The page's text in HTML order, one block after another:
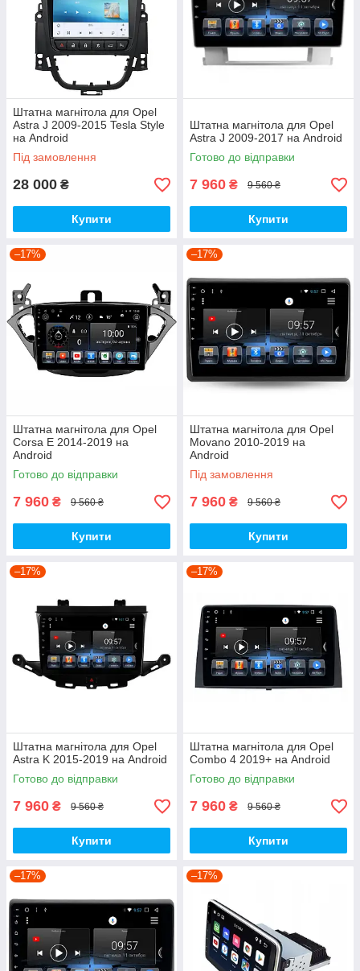
Штатна магнітола для Opel
Astra J 2009-2015 Tesla Style
на Android
Під замовлення
28 000 ₴
Купити
Штатна магнітола для Opel
Astra J 2009-2017 на Android
Готово до відправки
7 960 ₴ 9 560 ₴
Купити
–17%
Штатна магнітола для Opel
Corsa E 2014-2019 на
Android
Готово до відправки
7 960 ₴ 9 560 ₴
Купити
–17%
Штатна магнітола для Opel
Movano 2010-2019 на
Android
Під замовлення
7 960 ₴ 9 560 ₴
Купити
–17%
Штатна магнітола для Opel
Astra K 2015-2019 на Android
Готово до відправки
7 960 ₴ 9 560 ₴
Купити
–17%
Штатна магнітола для Opel
Combo 4 2019+ на Android
Готово до відправки
7 960 ₴ 9 560 ₴
Купити
–17% –17%